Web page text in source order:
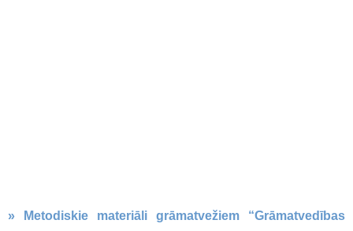
» Metodiskie materiāli grāmatvežiem “Grāmatvedības